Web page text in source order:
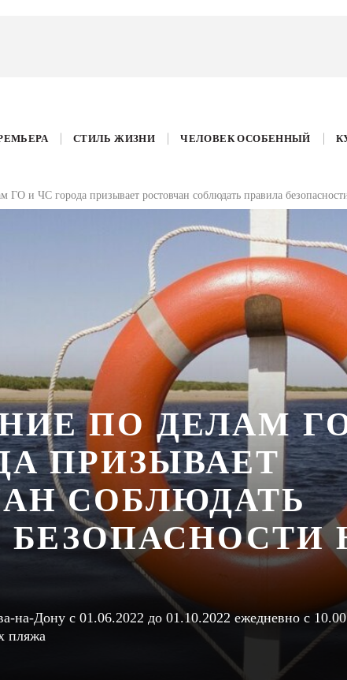
СТИЛЬ ЖИЗНИ ЧЕЛОВЕК ОСОБЕННЫЙ
ГО и ЧС города призывает ростовчан соблюдать правила
ПО ДЕЛАМ
ПРИЗЫВАЕТ
СОБЛЮДАТЬ
БЕЗОПАСНОСТИ
на-Дону с 01.06.2022 до 01.10.2022 ежедневно с
пляжа